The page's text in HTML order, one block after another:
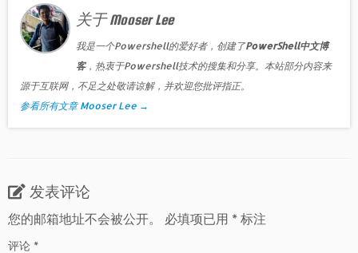
关于 Mooser Lee
我是一个Powershell的爱好者，创建了PowerShell中文博
客，热衷于Powershell技术的搜集和分享。本站部分内容来
源于互联网，不足之处敬请谅解，并欢迎您批评指正。
参看所有文章 Mooser Lee →
发表评论
您的邮箱地址不会被公开。
必填项已用 *标注
评论 *